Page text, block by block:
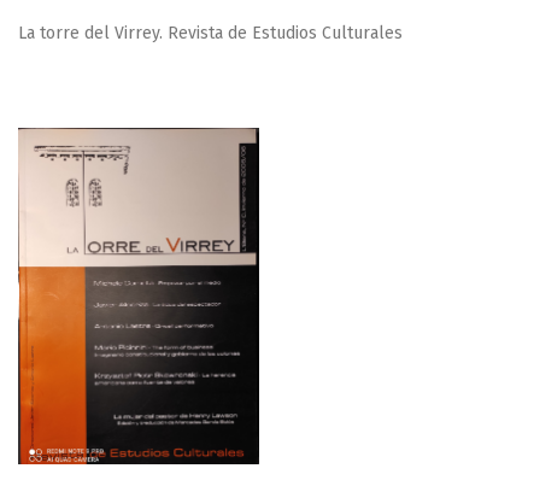
La torre del Virrey. Revista de Estudios Culturales